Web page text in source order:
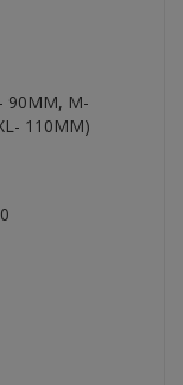
90MM, M-
110MM)